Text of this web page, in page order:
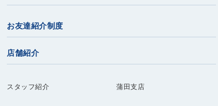
お友達紹介制度
店舗紹介
スタッフ紹介 蒲田支店